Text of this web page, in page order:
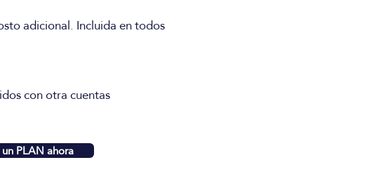
adicional. Incluida en todos
con otra cuentas
PLAN ahora